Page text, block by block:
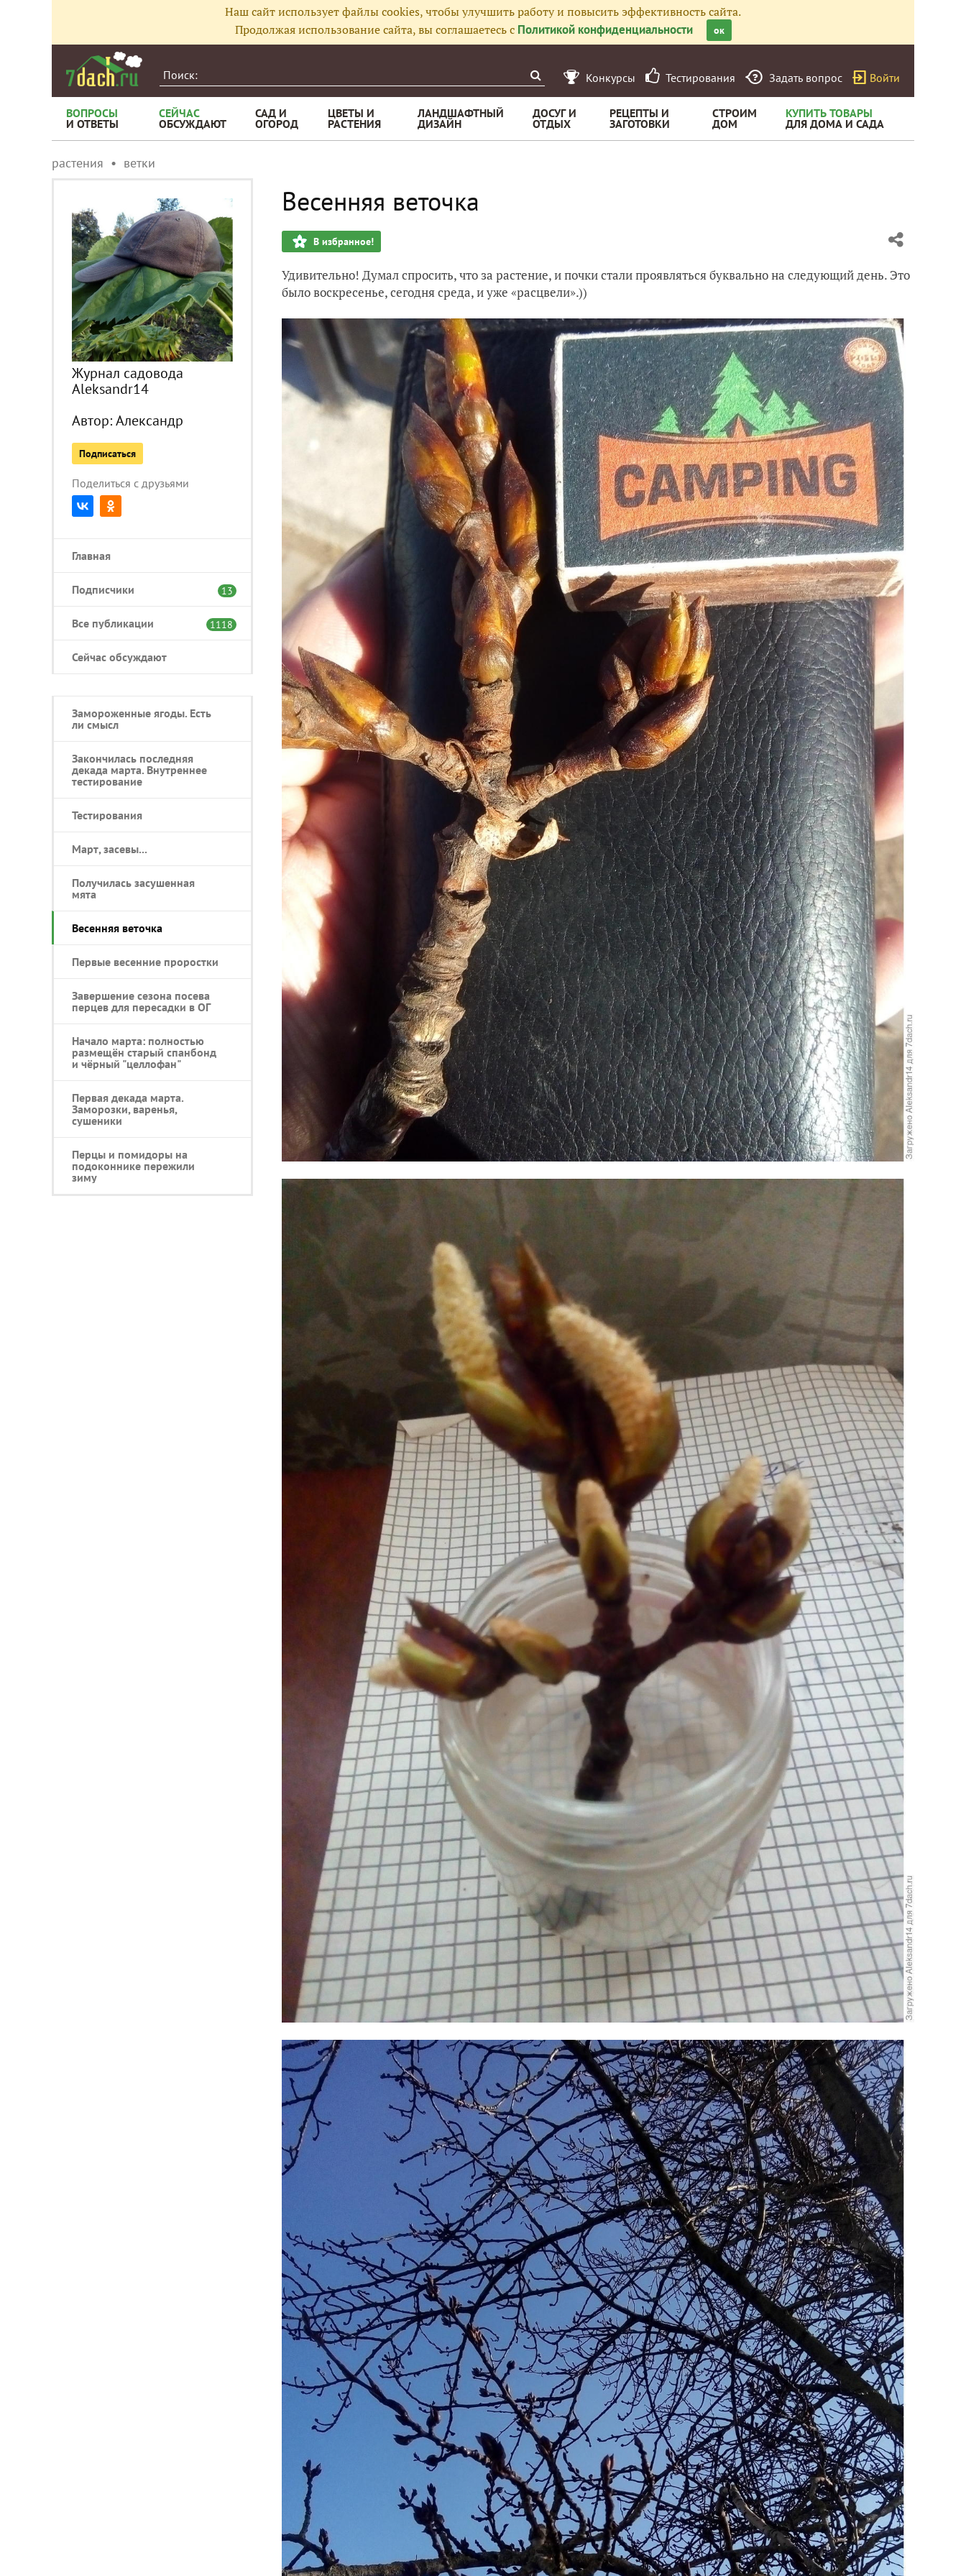
Наш сайт использует файлы cookies, чтобы улучшить работу и повысить эффективность сайта.
Продолжая использование сайта, вы соглашаетесь с Политикой конфиденциальности ок
Конкурсы Тестирования Задать вопрос Войти
ВОПРОСЫ
И ОТВЕТЫ
СЕЙЧАС
ОБСУЖДАЮТ
САД И
ОГОРОД
ЦВЕТЫ И
РАСТЕНИЯ
ЛАНДШАФТНЫЙ
ДИЗАЙН
ДОСУГ И
ОТДЫХ
РЕЦЕПТЫ И
ЗАГОТОВКИ
СТРОИМ
ДОМ
КУПИТЬ ТОВАРЫ
ДЛЯ ДОМА И САДА
растения ветки
Журнал садовода
Aleksandr14
Автор:Александр
Подписаться
Поделиться с друзьями
Главная
Подписчики 13
Все публикации 1118
Сейчас обсуждают
Замороженные ягоды. Есть
ли смысл
Закончилась последняя
декада марта. Внутреннее
тестирование
Тестирования
Март, засевы...
Получилась засушенная
мята
Весенняя веточка
Первые весенние проростки
Завершение сезона посева
перцев для пересадки в ОГ
Начало марта: полностью
размещён старый спанбонд
и чёрный "целлофан"
Первая декада марта.
Заморозки, варенья,
сушеники
Перцы и помидоры на
подоконнике пережили
зиму
Весенняя веточка
В избранное!
Удивительно! Думал спросить, что за растение, и почки стали проявляться буквально на следующий день. Это
было воскресенье, сегодня среда, и уже «расцвели».))